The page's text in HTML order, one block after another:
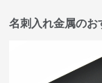
名刺入れ金属のお